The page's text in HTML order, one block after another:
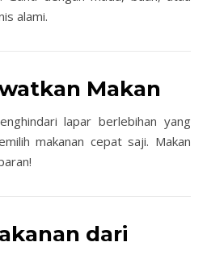
alami.
Makan
lapar berlebihan yang
makanan cepat saji. Makan
dari